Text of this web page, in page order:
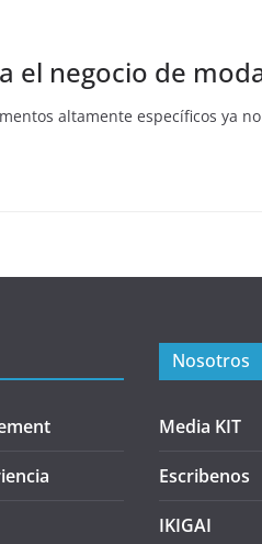
el negocio de
altamente específicos ya
Nosotros
Media KIT
Escribenos
IKIGAI